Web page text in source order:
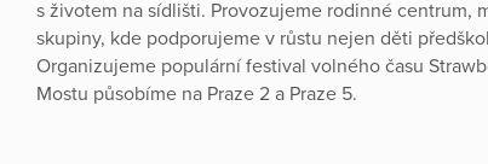
s životem na sídlišti. Provozujeme rodinné centrum,
skupiny, kde podporujeme v růstu nejen děti
Organizujeme populární festival volného času
Mostu působíme na Praze 2 a Praze 5.